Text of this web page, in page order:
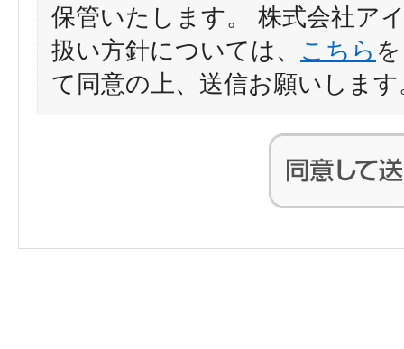
保管いたします。 株式会社ア
扱い方針については、 こちら
て同意の上、送信お願いします